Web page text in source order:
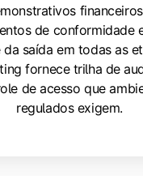
de conformidade
saída em todas as
fornece trilha de
de acesso que
regulados exigem.